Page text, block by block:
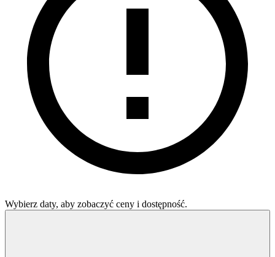
Wybierz daty, aby zobaczyć ceny i dostępność.